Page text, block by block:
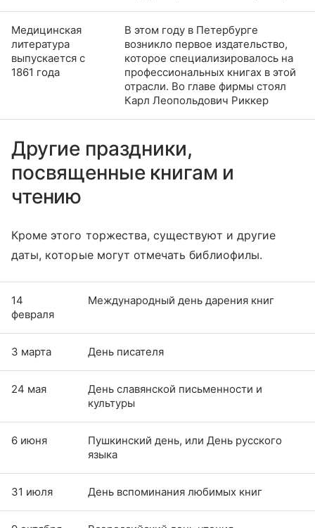
Медицинская
литература
выпускается с
1861 года
В этом году в Петербурге
возникло первое издательство,
которое специализировалось на
профессиональных книгах в этой
отрасли. Во главе фирмы стоял
Карл Леопольдович Риккер
Другие праздники,
посвященные книгам и
чтению
Кроме этого торжества, существуют и другие
даты, которые могут отмечать библиофилы.
14
февраля
Международный день дарения книг
3 марта День писателя
24 мая
День славянской письменности и
культуры
6 июня
Пушкинский день, или День русского
языка
31 июля День вспоминания любимых книг